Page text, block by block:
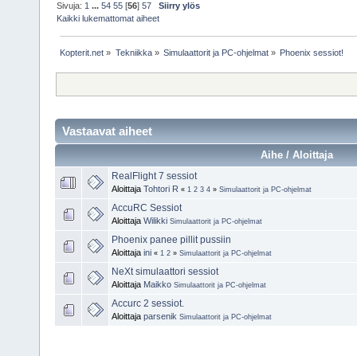
Sivuja:1 ...54 55 [56]57
Siirry ylös
Kaikki lukemattomat aiheet
Kopterit.net » Tekniikka» Simulaattorit ja PC-ohjelmat» Phoenix sessiot!
Vastaavat aiheet
Aihe / Aloittaja
RealFlight 7 sessiot
Aloittaja Tohtori R « 1 2 3 4 » Simulaattorit ja PC-ohjelmat
AccuRC Sessiot
Aloittaja Wilikki Simulaattorit ja PC-ohjelmat
Phoenix panee pillit pussiin
Aloittaja ini « 1 2 » Simulaattorit ja PC-ohjelmat
NeXt simulaattori sessiot
Aloittaja Maikko Simulaattorit ja PC-ohjelmat
Accurc 2 sessiot.
Aloittaja parsenik Simulaattorit ja PC-ohjelmat